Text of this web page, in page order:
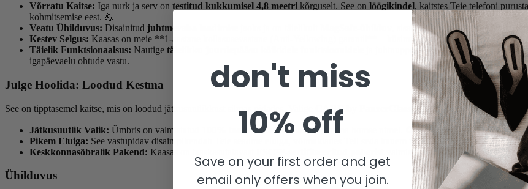
Võrratu Kaitse: Iga nurk ja serv on testitud kukkumisel 4,8 meetri kõrguselt. See on löögikindel, kaitstes Teie telefoni
kohmitsemise eest. 💪
Veatu Ühilduvus: Disainitud juhtmevaba laadimise , sisaldades stiilset valget MagSafe
Kestev Selgus: Kaasas on meie **1-aastane kollasusevastane (Anti-Yellowing) garantii** – küsimusi esitamata – säilitades oma
Täielik Funktsionaalsus: Nautige täielikku juurdepääsu kõikidele funktsioonidele ja juhtnuppudele. Sellel on katäiustatud
igapäevaelu ohtude vastu.
Julge Hoolida: Loodud Kestma
See on tipptasemel kaitse, mis on loodud jätkusuutlikkust silmas pidades. Valige CARE by PanzerGlass®, et näidata maailmale, et
Jätkusuutlik Valik: Ümbris on valmistatud 100% taaskasutatud plastistparema homse nimel. ♻️
Pikem Eluiga: See vastupidav disain pikendab Teie seadme eluiga, võimaldades Teil seda kauem nautida.
Keskkonnasõbralik Pakend: Kaasas on taaskasutatavast valmistatud karp. 🌳
Ühilduvus
don't miss
10% off
Save on your first order and get
email only offers when you join.